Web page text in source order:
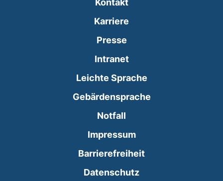
Kontakt
Karriere
Presse
Intranet(externer Link, öffnet
Leichte Sprache
Gebärdensprache
Notfall
Impressum
Barrierefreiheit
Datenschutz